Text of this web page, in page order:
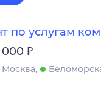
по услугам
000 ₽
Москва